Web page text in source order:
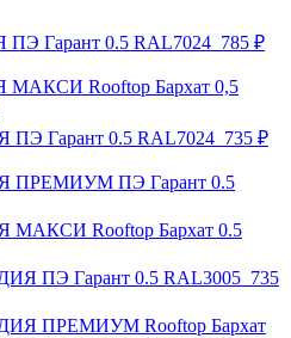
Гарант 0.5 RAL7024 785 ₽
МАКСИ Rooftop Бархат 0,5
ПЭ Гарант 0.5 RAL7024 735 ₽
ПРЕМИУМ ПЭ Гарант 0.5
МАКСИ Rooftop Бархат 0.5
ПЭ Гарант 0.5 RAL3005 735
ПРЕМИУМ Rooftop Бархат